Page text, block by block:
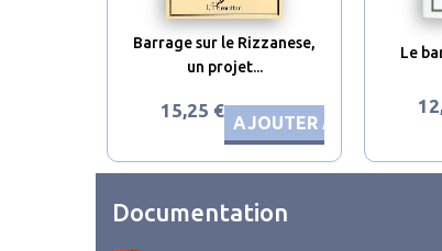
Barrage sur le Rizzanese,
un projet...
15,25 €
AJOUTER AU PANIER
Le
Documentation